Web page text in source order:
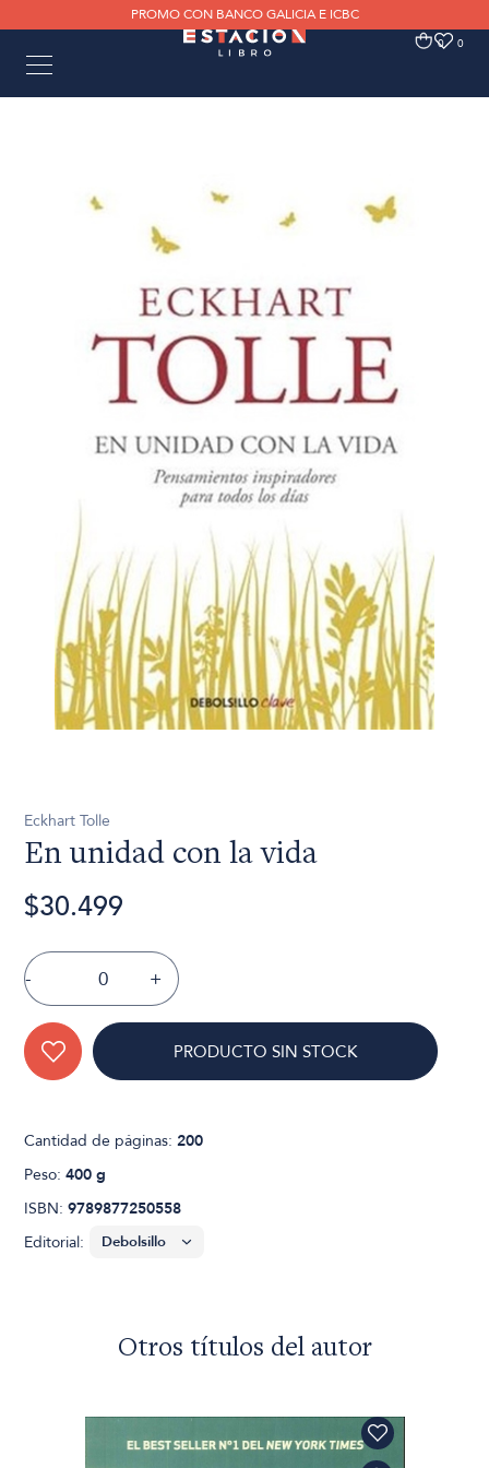
PROMO CON BANCO GALICIA E ICBC
0 0
Eckhart Tolle
En unidad con la vida
$30.499
- +
PRODUCTO SIN STOCK
Cantidad de páginas:200
Peso:400 g
ISBN:9789877250558
Editorial:
Otros títulos del autor